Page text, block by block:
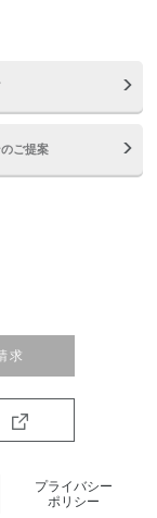
ご提案
求
プライバシー
ポリシー